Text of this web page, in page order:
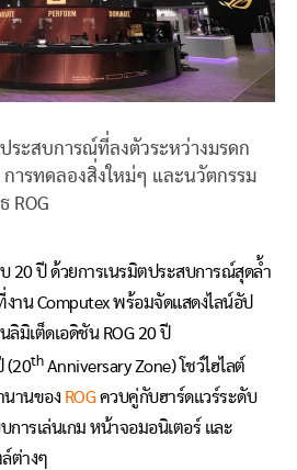
ระสบการณ์ที่ลงตัวระหว่างมรดก
ารทดลองสิ่งใหม่ๆ และนวัตกรรม
ROG
20 ปี ด้วยการเนรมิตประสบการณ์สุดล้ำ
งาน Computex พร้อมจัดแสดงไลน์อัป
ลิมิเต็ดเอดิชัน ROG 20 ปี
(20thAnniversary Zone) โชว์ไฮไลต์
นานของ ROGควบคู่กับฮาร์ดแวร์ระดับ
ารเล่นเกม หน้าจอมอนิเตอร์ และ
ต่างๆ